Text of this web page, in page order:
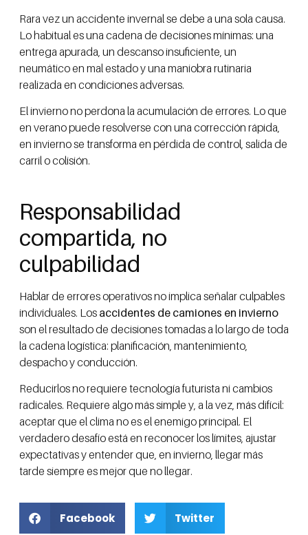
Rara vez un accidente invernal se debe a una sola causa.
Lo habitual es una cadena de decisiones mínimas: una
entrega apurada, un descanso insuficiente, un
neumático en mal estado y una maniobra rutinaria
realizada en condiciones adversas.
El invierno no perdona la acumulación de errores. Lo que
en verano puede resolverse con una corrección rápida,
en invierno se transforma en pérdida de control, salida de
carril o colisión.
Responsabilidad
compartida, no
culpabilidad
Hablar de errores operativos no implica señalar culpables
individuales. Los accidentes de camiones en invierno
son el resultado de decisiones tomadas a lo largo de toda
la cadena logística: planificación, mantenimiento,
despacho y conducción.
Reducirlos no requiere tecnología futurista ni cambios
radicales. Requiere algo más simple y, a la vez, más difícil:
aceptar que el clima no es el enemigo principal. El
verdadero desafío está en reconocer los límites, ajustar
expectativas y entender que, en invierno, llegar más
tarde siempre es mejor que no llegar.
Facebook Twitter